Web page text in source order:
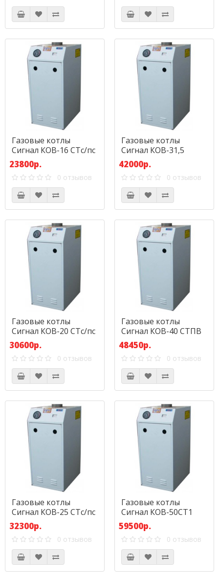
Газовые котлы
Сигнал КОВ-16 СТс/пс
23800р.
0 отзывов
Газовые котлы
Сигнал КОВ-31,5
СТПВс
42000р.
0 отзывов
Газовые котлы
Сигнал КОВ-20 СТс/пс
30600р.
0 отзывов
Газовые котлы
Сигнал КОВ-40 СТПВ
48450р.
0 отзывов
Газовые котлы
Сигнал КОВ-25 СТс/пс
32300р.
0 отзывов
Газовые котлы
Сигнал КОВ-50СТ1
(компакт)
59500р.
0 отзывов